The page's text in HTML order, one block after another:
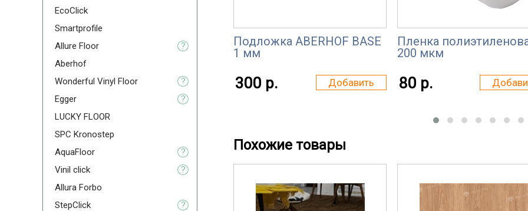
Подложка ABERHOF BASE
1 мм
300 р. Добавить
Пленка
200 мкм
80 р.
Похожие товары
EcoClick
Smartprofile
Allure Floor
?
Aberhof
Wonderful Vinyl Floor
?
Egger
?
LUCKY FLOOR
SPC Kronostep
AquaFloor
?
Vinil click
?
Allura Forbo
StepClick
?